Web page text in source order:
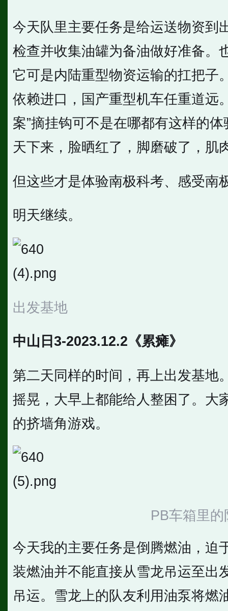
今天队里主要任务是给运送物资到
检查并收集油罐为备油做好准备。
它可是内陆重型物资运输的扛把子
依赖进口，国产重型机车任重道远
案”摘挂钩可不是在哪都有这样的
天下来，脸晒红了，脚磨破了，肌
但这些才是体验南极科考、感受南
明天继续。
出发基地
中山日3-2023.12.2《累瘫》
第二天同样的时间，再上出发基地
摇晃，大早上都能给人整困了。大
的挤墙角游戏。
PB车箱里的
今天我的主要任务是倒腾燃油，迫
装燃油并不能直接从雪龙吊运至出
吊运。雪龙上的队友利用油泵将燃